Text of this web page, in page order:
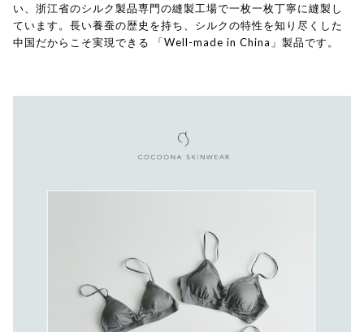
い、浙江省のシルク製品専門の縫製工場で一枚一枚丁寧に縫製し
ています。長い養蚕の歴史を持ち、シルクの特性を知り尽くした
中国だからこそ実現できる 「Well-made in China」製品です。